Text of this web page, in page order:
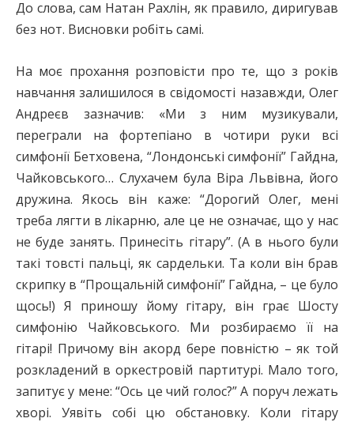
До слова, сам Натан Рахлін, як правило, диригував
без нот. Висновки робіть самі.
На моє прохання розповісти про те, що з років
навчання залишилося в свідомості назавжди, Олег
Андреєв зазначив: «Ми з ним музикували,
переграли на фортепіано в чотири руки всі
симфонії Бетховена, “Лондонські симфонії” Гайдна,
Чайковського… Слухачем була Віра Львівна, його
дружина. Якось він каже: “Дорогий Олег, мені
треба лягти в лікарню, але це не означає, що у нас
не буде занять. Принесіть гітару”. (А в нього були
такі товсті пальці, як сардельки. Та коли він брав
скрипку в “Прощальній симфонії” Гайдна, – це було
щось!) Я приношу йому гітару, він грає Шосту
симфонію Чайковського. Ми розбираємо її на
гітарі! Причому він акорд бере повністю – як той
розкладений в оркестровій партитурі. Мало того,
запитує у мене: “Ось це чий голос?” А поруч лежать
хворі. Уявіть собі цю обстановку. Коли гітару